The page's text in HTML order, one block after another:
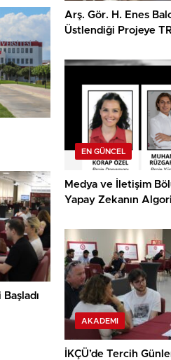
Başladı
Arş. Gör. H. Enes
Üstlendiği Projeye
EN GÜNCEL
Medya ve İletişim
Yapay Zekanın
AKADEMI
İKÇÜ’de Tercih